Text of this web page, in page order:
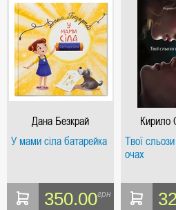
Дана Безкрай
У мами сіла батарейка
350.00грн
Кирило
Твої
очах